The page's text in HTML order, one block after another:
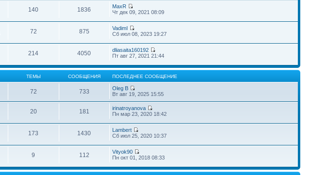
140 1836
MaxR
Чт дек 09, 2021 08:09
72 875
VadimI
Сб июл 08, 2023 19:27
214 4050
dliasaita160192
Пт авг 27, 2021 21:44
ТЕМЫ СООБЩЕНИЯ ПОСЛЕДНЕЕ СООБЩЕНИЕ
72 733
Oleg B
Вт авг 19, 2025 15:55
20 181
irinatroyanova
Пн мар 23, 2020 18:42
173 1430
Lambert
Сб июл 25, 2020 10:37
9 112
Vityok90
Пн окт 01, 2018 08:33